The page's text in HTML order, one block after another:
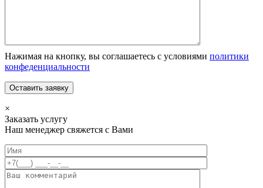
Нажимая на кнопку, вы соглашаетесь с условиями политики
конфеденциальности
×
Заказать услугу
Наш менеджер свяжется с Вами